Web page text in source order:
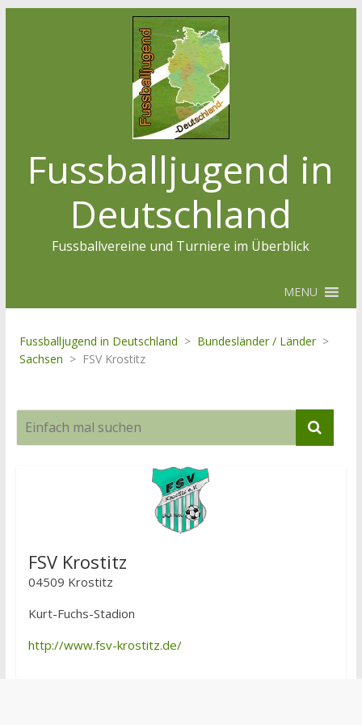
Fussballjugend in
Deutschland
Fussballvereine und Turniere im Überblick
MENU
Fussballjugend in Deutschland > Bundesländer / Länder >
Sachsen > FSV Krostitz
FSV Krostitz
04509 Krostitz
Kurt-Fuchs-Stadion
http://www.fsv-krostitz.de/